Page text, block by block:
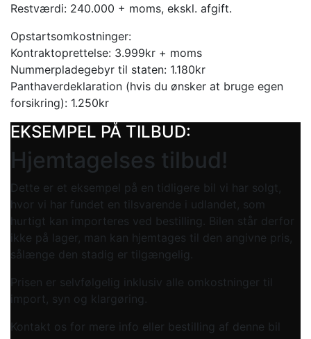
Restværdi: 240.000 + moms, ekskl. afgift.
Opstartsomkostninger:
Kontraktoprettelse: 3.999kr + moms
Nummerpladegebyr til staten: 1.180kr
Panthaverdeklaration (hvis du ønsker at bruge egen
forsikring): 1.250kr
EKSEMPEL PÅ TILBUD:
Hjemtagelses tilbud!
Dette er et eksempel på en tidligere bil vi har solgt,
hvor vi har fundet en tilsvarende i udlandet, som
hurtigt kan importeres ved bestilling. Bilen står derfor
ikke på lager, man kan hjemtages til den angivne pris,
sålænge den stadig er tilgængelig.
Prisen er selvfølgelig inklusiv alle omkostninger til
import, syn og klargøring.
Kontakt os for mere info eller bestilling af denne bil